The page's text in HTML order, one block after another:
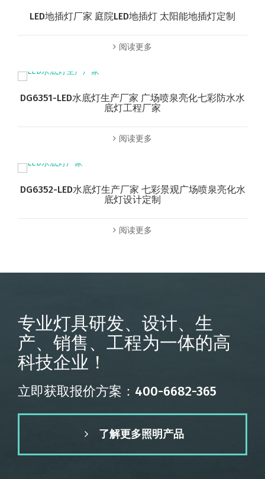
LED地插灯厂家 庭院LED地插灯 太阳能地插灯定制
阅读更多
DG6351-LED水底灯生产厂家 广场喷泉亮化七彩防水水
底灯工程厂家
阅读更多
DG6352-LED水底灯生产厂家 七彩景观广场喷泉亮化水
底灯设计定制
阅读更多
专业灯具研发、设计、生
产、销售、工程为一体的高
科技企业！
立即获取报价方案：400-6682-365
了解更多照明产品